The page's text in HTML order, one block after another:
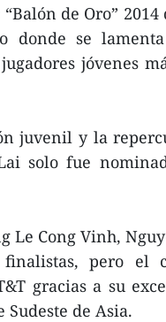
de Oro”
se
jóvenes
juvenil y la
solo fue
Le Cong Vinh,
pero el
gracias a su
de Asia.